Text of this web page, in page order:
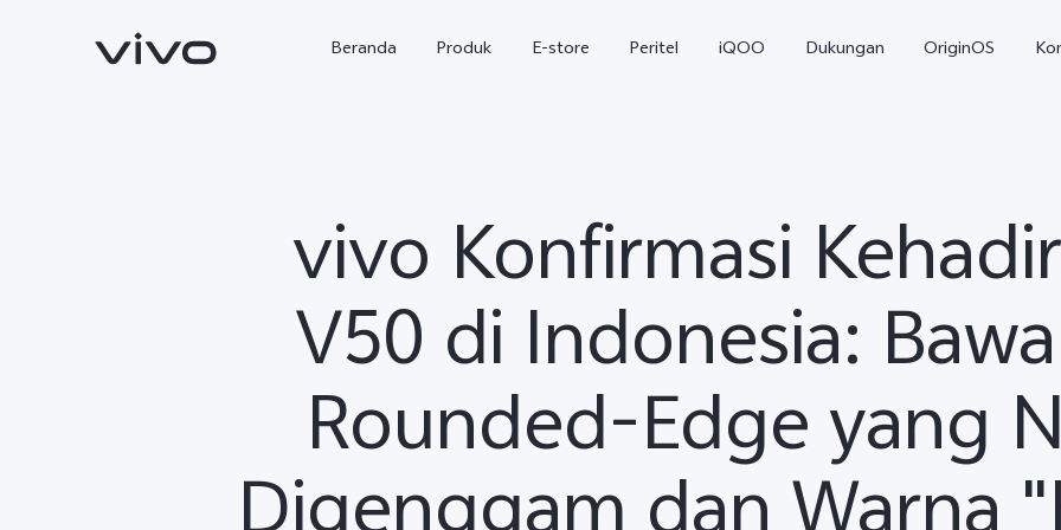
Beranda Produk E-store Peritel iQOO Dukungan OriginOS
baru
vivo Konfirmasi
V50 di Indonesia:
Rounded-Edge yang